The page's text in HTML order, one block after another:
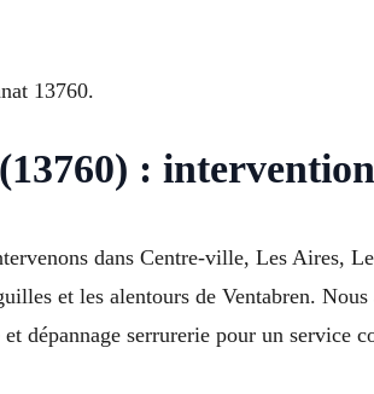
13760.
:
dans Centre-ville, Les Aires,
et les alentours de Ventabren.
dépannage serrurerie pour un service